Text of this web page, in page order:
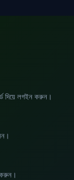
দিয়ে লগইন করুন।
করুন।